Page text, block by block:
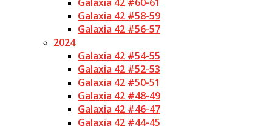
Galaxia 42 #58-59
Galaxia 42 #56-57
2024
Galaxia 42 #54-55
Galaxia 42 #52-53
Galaxia 42 #50-51
Galaxia 42 #48-49
Galaxia 42 #46-47
Galaxia 42 #44-45